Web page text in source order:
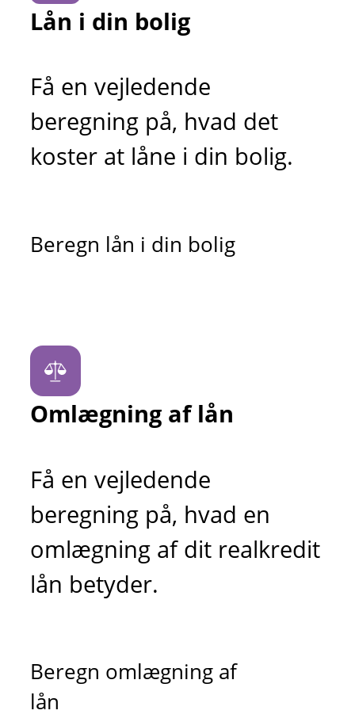
Lån i din bolig
Få en vejledende
beregning på, hvad det
koster at låne i din bolig.
Beregn lån i din bolig
Omlægning af lån
Få en vejledende
beregning på, hvad en
omlægning af dit realkredit
lån betyder.
Beregn omlægning af
lån